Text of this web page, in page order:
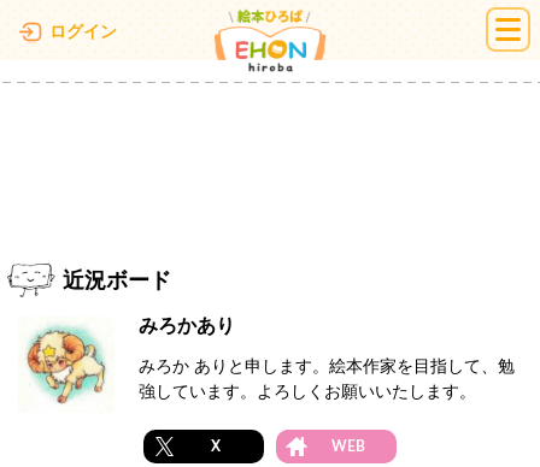
ログイン 絵本ひろば
近況ボード
みろかあり
みろか ありと申します。絵本作家を目指して、勉
強しています。よろしくお願いいたします。
X WEB